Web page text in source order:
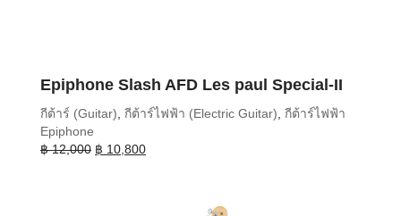
Epiphone Slash AFD Les paul Special-II
กีต้าร์ (Guitar), กีต้าร์ไฟฟ้า (Electric Guitar), กีต้าร์ไฟฟ้า
Epiphone
฿12,000 Original
฿ 10,800Current